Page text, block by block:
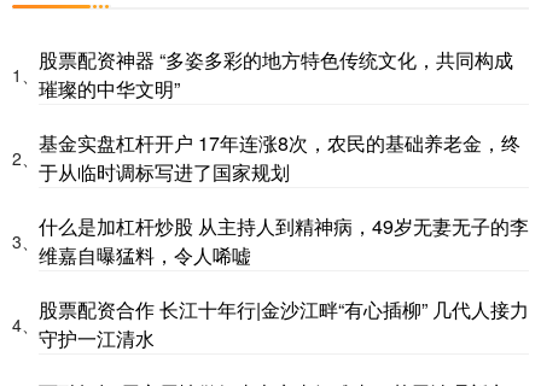
1、
股票配资神器 “多姿多彩的地方特色传统文化，共同构成
璀璨的中华文明”
2、
基金实盘杠杆开户 17年连涨8次，农民的基础养老金，终
于从临时调标写进了国家规划
3、
什么是加杠杆炒股 从主持人到精神病，49岁无妻无子的李
维嘉自曝猛料，令人唏嘘
4、
股票配资合作 长江十年行|金沙江畔“有心插柳” 几代人接力
守护一江清水